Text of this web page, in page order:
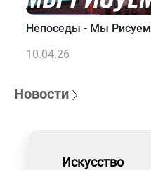
Непоседы - Мы Рисуем
10.04.26
Новости
Искусство